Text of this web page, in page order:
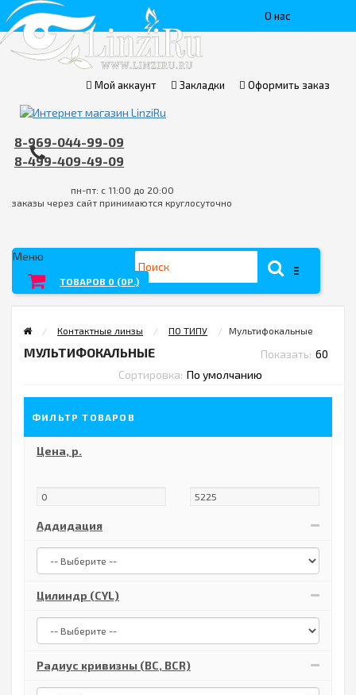
О нас
возврата
услуги
Мой аккаунт Закладки Оформить заказ
8-969-044-99-09
8-499-409-49-09
пн-пт: с 11:00 до 20:00
заказы через сайт принимаются круглосуточно
ТОВАРОВ 0 (0Р.)
Меню
Контактные линзы ПО ТИПУ Мультифокальные
МУЛЬТИФОКАЛЬНЫЕ
Показать:
Сортировка:
ФИЛЬТР ТОВАРОВ
Цена, р.
Аддидация
Цилиндр (CYL)
Радиус кривизны (BC, BCR)